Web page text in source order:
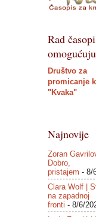
Rad
omogućuju
Društvo za
promicanje
"Kvaka"
Najnovije
Zoran
Dobro,
pristajem - 8/
Clara Wolf |
na zapadnoj
fronti - 8/6/